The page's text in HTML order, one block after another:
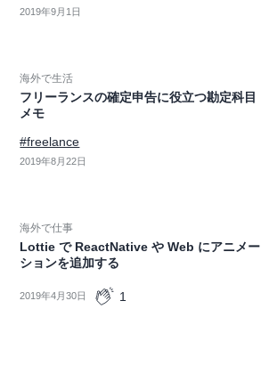
2019年9月1日
海外で生活
フリーランスの確定申告に役立つ勘定科目
メモ
#freelance
2019年8月22日
海外で仕事
Lottie で ReactNative や Web にアニメー
ションを追加する
2019年4月30日 1